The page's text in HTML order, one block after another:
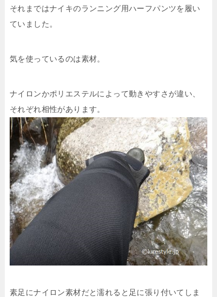
それまではナイキのランニング用ハーフパンツを履い
ていました。
気を使っているのは素材。
ナイロンかポリエステルによって動きやすさが違い、
それぞれ相性があります。
素足にナイロン素材だと濡れると足に張り付いてしま